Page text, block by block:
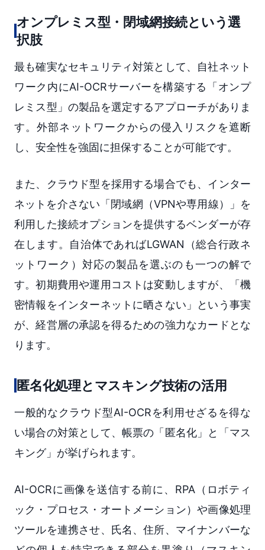
オンプレミス型・閉域網接続という選
択肢
最も確実なセキュリティ対策として、自社ネット
ワーク内にAI-OCRサーバーを構築する「オンプ
レミス型」の製品を選定するアプローチがありま
す。外部ネットワークからの侵入リスクを遮断
し、安全性を強固に担保することが可能です。
また、クラウド型を採用する場合でも、インター
ネットを介さない「閉域網（VPNや専用線）」を
利用した接続オプションを提供するベンダーが存
在します。自治体であればLGWAN（総合行政ネ
ットワーク）対応の製品を選ぶのも一つの解で
す。初期費用や運用コストは変動しますが、「機
密情報をインターネットに晒さない」という事実
が、経営層の承認を得るための強力なカードとな
ります。
匿名化処理とマスキング技術の活用
一般的なクラウド型AI-OCRを利用せざるを得な
い場合の対策として、帳票の「匿名化」と「マス
キング」が挙げられます。
AI-OCRに画像を送信する前に、RPA（ロボティ
ック・プロセス・オートメーション）や画像処理
ツールを連携させ、氏名、住所、マイナンバーな